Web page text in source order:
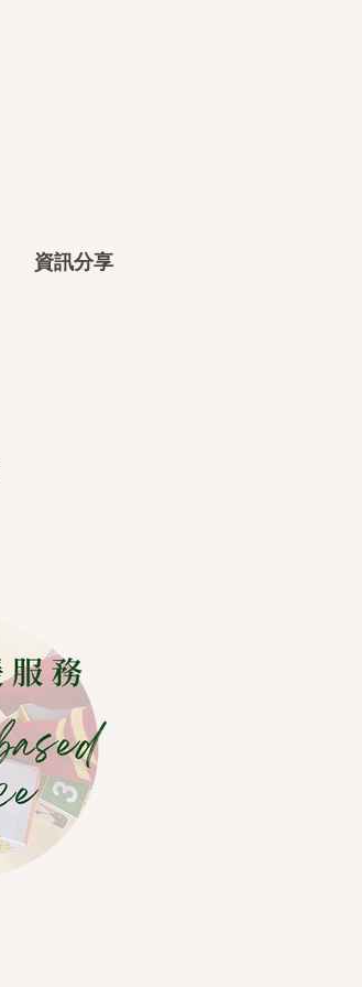
資訊分享